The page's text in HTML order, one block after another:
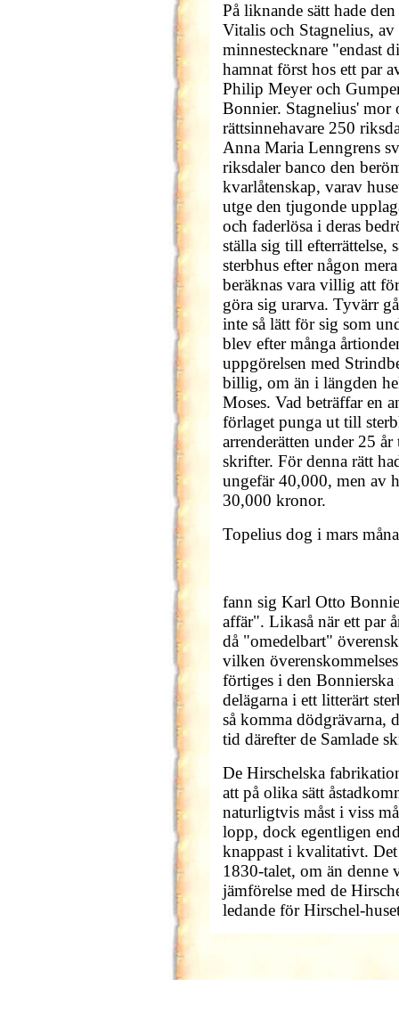
På liknande sätt hade
Vitalis och Stagnelius,
minnestecknare "endast
hamnat först hos ett par
Philip Meyer och
Bonnier. Stagnelius' mor
rättsinnehavare 250
Anna Maria Lenngrens
riksdaler banco den
kvarlåtenskap, varav
utge den tjugonde
och faderlösa i deras
ställa sig till efterrättelse,
sterbhus efter någon
beräknas vara villig att
göra sig urarva. Tyvärr
inte så lätt för sig som
blev efter många
uppgörelsen med
billig, om än i längden
Moses. Vad beträffar en
förlaget punga ut till
arrenderätten under 25
skrifter. För denna rätt
ungefär 40,000, men av
30,000 kronor.
Topelius dog i mars
fann sig Karl Otto
affär". Likaså när ett par
då "omedelbart"
vilken
förtiges i den
delägarna i ett litterärt
så komma dödgrävarna,
tid därefter de Samlade
De Hirschelska
att på olika sätt
naturligtvis måst i viss
lopp, dock egentligen
knappast i kvalitativt.
1830-talet, om än
jämförelse med de
ledande för Hirschel-